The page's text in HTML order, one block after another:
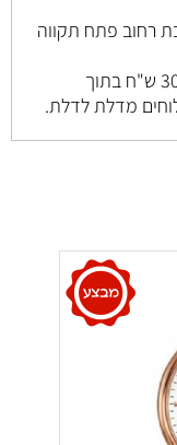
פתח תקווה
2.משלוח עד הבית חינם ברכישה מעל 300 ש"ח בתוך
מדלת לדלת.